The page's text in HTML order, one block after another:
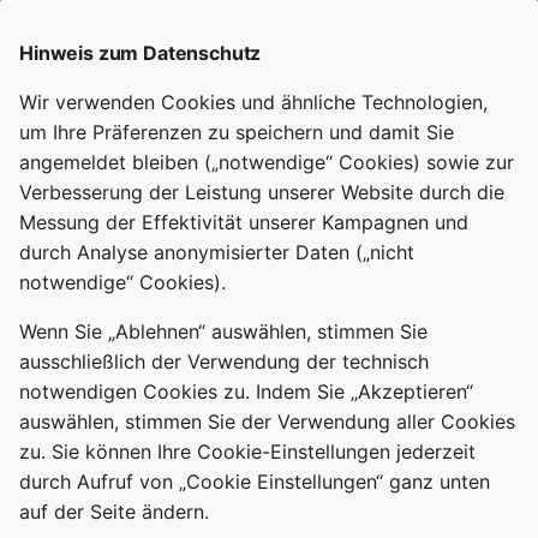
+1,5,s,0,9600,Smarty,4
1,=soC,1024,0
1,77070100100700ff@1,akt. Leistung,W,power,0
1,77070100100700FF@1,aktuelle
1,770701001F0700FF@1,Strom L1,A,strom_l1,2
1,77070100200700FF@1,Spannung L1,V,spannung_l1,1
1,77070100240700FF@1,Wirkleistung
1,77070100330700FF@1,Strom L2,A,strom_l2,2
1,77070100340700FF@1,Spannung L2,V,spannung_l2,1
1,77070100380700FF@1,Wirkleistung
1,77070100480700FF@1,Spannung L3,V,spannung_l3,1
1,770701004C0700FF@1,Wirkleistung
1,77070100510701ff@1,Phaseangle L2-
1,77070100510702ff@1,Phaseangle L3-
1,77070100510704ff@1,Phaseangle I/U
1,7707010051070fff@1,Phaseangle I/U
1,7707010051071aff@1,Phaseangle I/U
1,770701000e0700ff@1,Frequency,Hz,Freq,1
1,77070100600100ff@#,Server-ID,,ID,0
Hinweis zum Datenschutz
Wir verwenden Cookies und ähnliche Technologien,
um Ihre Präferenzen zu speichern und damit Sie
angemeldet bleiben („notwendige“ Cookies) sowie zur
Verbesserung der Leistung unserer Website durch die
Messung der Effektivität unserer Kampagnen und
durch Analyse anonymisierter Daten („nicht
notwendige“ Cookies).
Wenn Sie „Ablehnen“ auswählen, stimmen Sie
ausschließlich der Verwendung der technisch
notwendigen Cookies zu. Indem Sie „Akzeptieren“
auswählen, stimmen Sie der Verwendung aller Cookies
zu. Sie können Ihre Cookie-Einstellungen jederzeit
durch Aufruf von „Cookie Einstellungen“ ganz unten
auf der Seite ändern.